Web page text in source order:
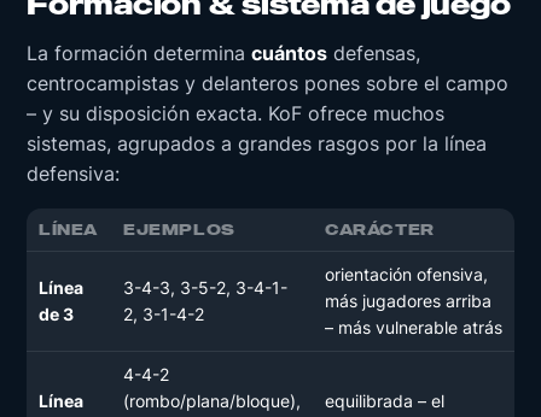
La formación determina cuántos defensas,
centrocampistas y delanteros pones sobre el campo
– y su disposición exacta. KoF ofrece muchos
sistemas, agrupados a grandes rasgos por la línea
defensiva:
LÍNEA EJEMPLOS CARÁCTER
Línea
de 3
3-4-3, 3-5-2, 3-4-1-
2, 3-1-4-2
orientación ofensiva,
más jugadores arriba
– más vulnerable atrás
Línea
4-4-2
(rombo/plana/bloque),
equilibrada – el